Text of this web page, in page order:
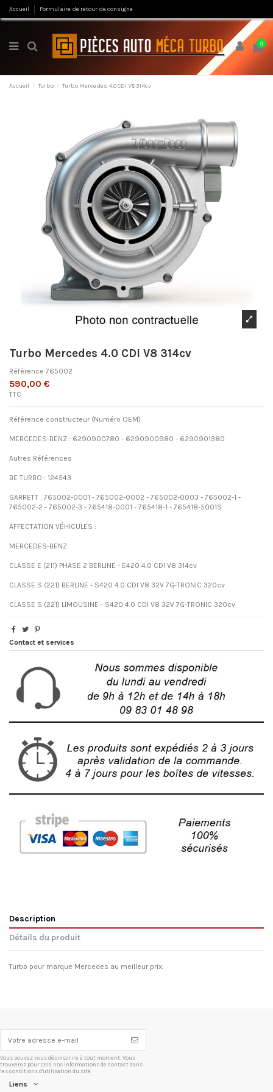
Accueil Formulaire de retour de consigne
0
Accueil Turbo Turbo Mercedes 4.0 CDI V8 314cv
Turbo Mercedes 4.0 CDI V8 314cv
Référence 765002
590,00 €
TTC
Référence constructeur (Numéro OEM)
MERCEDES-BENZ : 6290900780 - 6290900980 - 6290901380
Autres Références
BE TURBO : 124543
GARRETT : 765002-0001 - 765002-0002 - 765002-0003 - 765002-1 -
765002-2 - 765002-3 - 765418-0001 - 765418-1 - 765418-5001S
AFFECTATION VÉHICULES :
MERCEDES-BENZ
CLASSE E (211) PHASE 2 BERLINE - E420 4.0 CDI V8 314cv
CLASSE S (221) BERLINE - S420 4.0 CDI V8 32V 7G-TRONIC 320cv
CLASSE S (221) LIMOUSINE - S420 4.0 CDI V8 32V 7G-TRONIC 320cv
Contact et services
Description
Détails du produit
Turbo pour marque Mercedes au meilleur prix.
Vous pouvez vous désinscrire à tout moment. Vous
trouverez pour cela nos informations de contact dans
les conditions d'utilisation du site.
Liens